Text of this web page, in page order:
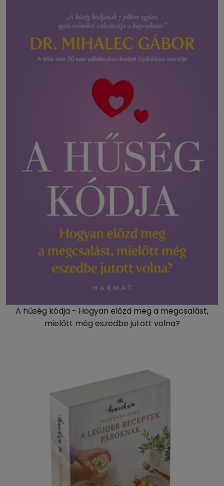
A hűség kódja - Hogyan előzd meg a megcsalást,
mielőtt még eszedbe jutott volna?